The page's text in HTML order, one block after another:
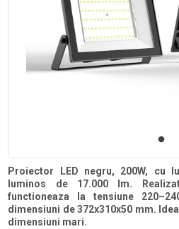
Proiector LED negru, 200W, cu
luminos de 17.000 lm.
functioneaza la tensiune
dimensiuni de 372x310x50 mm.
dimensiuni mari.